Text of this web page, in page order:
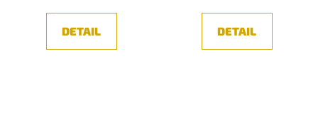
DETAIL DETAIL